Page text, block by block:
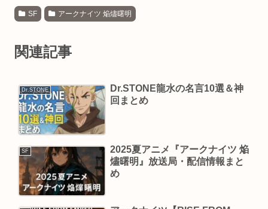
SF アークナイツ 焔燼曙明
関連記事
Dr.STONE
Dr.STONE龍水の名言10選＆神
回まとめ
SF
2025夏アニメ『アークナイツ 焔
燼曙明』放送局・配信情報まと
め